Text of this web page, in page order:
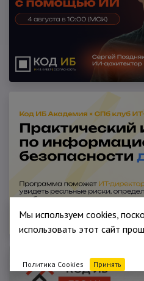
Мы используем cookies,
использовать этот сайт
Политика Cookies Принять